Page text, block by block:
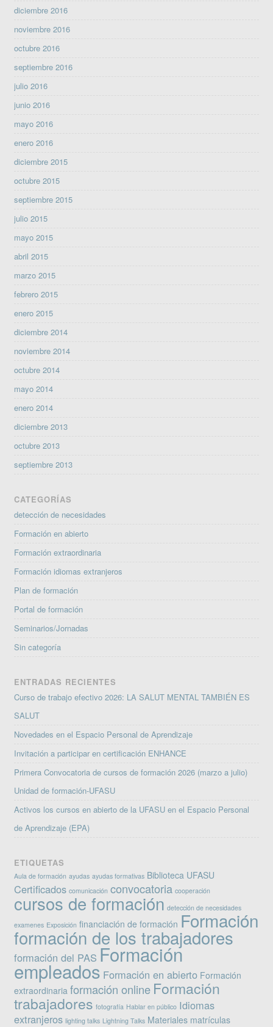
diciembre 2016
noviembre 2016
octubre 2016
septiembre 2016
julio 2016
junio 2016
mayo 2016
enero 2016
diciembre 2015
octubre 2015
septiembre 2015
julio 2015
mayo 2015
abril 2015
marzo 2015
febrero 2015
enero 2015
diciembre 2014
noviembre 2014
octubre 2014
mayo 2014
enero 2014
diciembre 2013
octubre 2013
septiembre 2013
CATEGORÍAS
detección de necesidades
Formación en abierto
Formación extraordinaria
Formación idiomas extranjeros
Plan de formación
Portal de formación
Seminarios/Jornadas
Sin categoría
ENTRADAS RECIENTES
Curso de trabajo efectivo 2026: LA SALUT MENTAL TAMBIÉN ES
SALUT
Novedades en el Espacio Personal de Aprendizaje
Invitación a participar en certificación ENHANCE
Primera Convocatoria de cursos de formación 2026 (marzo a julio)
Unidad de formación-UFASU
Activos los cursos en abierto de la UFASU en el Espacio Personal
de Aprendizaje (EPA)
ETIQUETAS
Aula de formación ayudas ayudas formativas Biblioteca UFASU
Certificados comunicación convocatoria cooperación
cursos de formación detección de necesidades
examenes Exposición financiación de formación Formación
formación de los trabajadores
formación del PAS Formación
empleados Formación en abierto Formación
extraordinaria formación online Formación
trabajadores fotografía Hablar en público Idiomas
extranjeros lighting talks Lightning Talks Materiales matrículas